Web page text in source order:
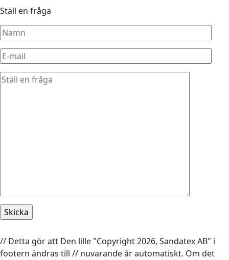
Ställ en fråga
// Detta gör att Den lille "Copyright 2026, Sandatex AB" i
footern ändras till // nuvarande år automatiskt. Om det